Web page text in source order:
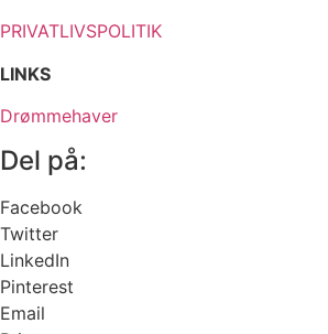
PRIVATLIVSPOLITIK
LINKS
Drømmehaver
Del på:
Facebook
Twitter
LinkedIn
Pinterest
Email